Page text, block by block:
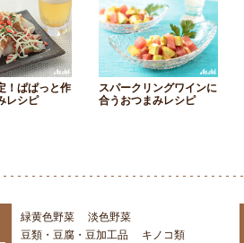
！ぱぱっと作
レシピ
スパークリングワインに
合うおつまみレシピ
緑黄色野菜
淡色野菜
豆類・豆腐・豆加工品
キノコ類